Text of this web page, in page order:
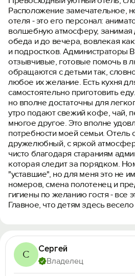
Расположение замечательное,
отеля - это его персонал:
волшебную атмосферу,
обеда и до вечера, вовлекая
и подростков. Администраторы
отзывчивые, готовые помочь в
обращаются с детьми так,
любое их желание. Есть кухня
самостоятельно приготовить
но вполне достаточны для
утро подают свежий кофе, чай,
многое другое. Это вполне
потребности моей семьи. Отель
дружелюбный, с яркой
чисто благодаря стараниям
которая следит за порядком.
"уставшие", но для меня это не
номеров, смена полотенец и
гигиены по желанию гостя - все
Главное, что детям здесь
С Сергей
Владелец